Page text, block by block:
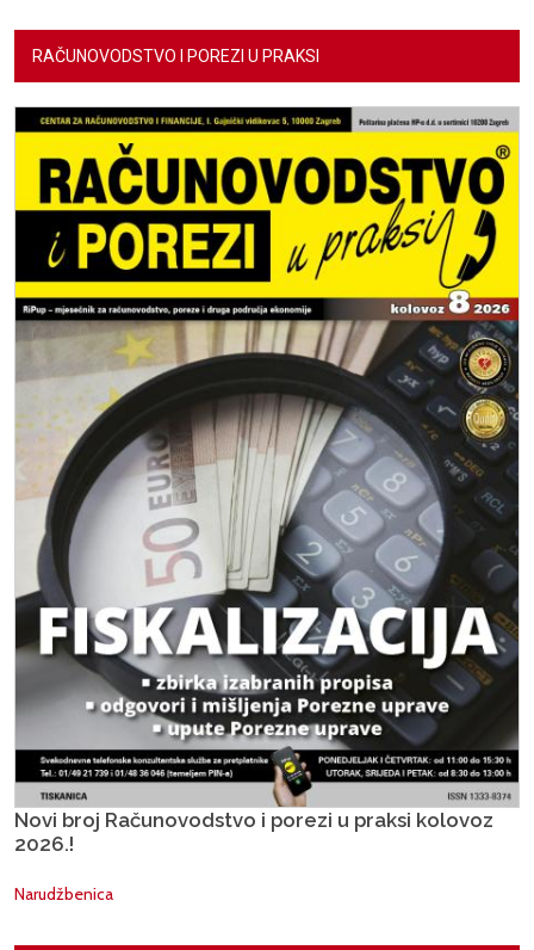
RAČUNOVODSTVO I POREZI U PRAKSI
Novi broj Računovodstvo i porezi u praksi kolovoz
2026.!
Narudžbenica